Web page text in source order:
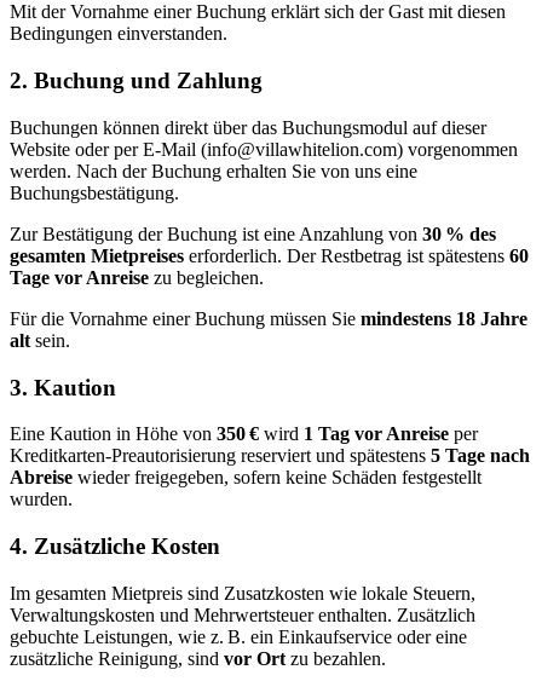
Mit der Vornahme einer Buchung erklärt sich der Gast mit diesen
Bedingungen einverstanden.
2. Buchung und Zahlung
Buchungen können direkt über das Buchungsmodul auf dieser
Website oder per E‑Mail (info@villawhitelion.com) vorgenommen
werden. Nach der Buchung erhalten Sie von uns eine
Buchungsbestätigung.
Zur Bestätigung der Buchung ist eine Anzahlung von 30 % des
gesamten Mietpreises erforderlich. Der Restbetrag ist spätestens 60
Tage vor Anreise zu begleichen.
Für die Vornahme einer Buchung müssen Sie mindestens 18 Jahre
alt sein.
3. Kaution
Eine Kaution in Höhe von 350 € wird 1 Tag vor Anreise per
Kreditkarten‑Preautorisierung reserviert und spätestens 5 Tage nach
Abreise wieder freigegeben, sofern keine Schäden festgestellt
wurden.
4. Zusätzliche Kosten
Im gesamten Mietpreis sind Zusatzkosten wie lokale Steuern,
Verwaltungskosten und Mehrwertsteuer enthalten. Zusätzlich
gebuchte Leistungen, wie z. B. ein Einkaufservice oder eine
zusätzliche Reinigung, sind vor Ort zu bezahlen.